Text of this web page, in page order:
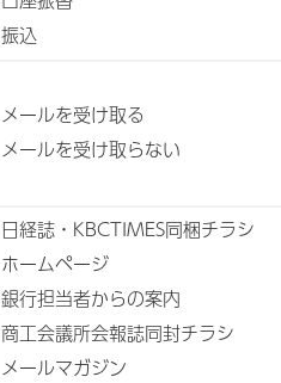
振込
メールを受け取る
メールを受け取らない
日経誌・KBCTIMES同梱チラシ
ホームページ
銀行担当者からの案内
商工会議所会報誌同封チラシ
メールマガジン